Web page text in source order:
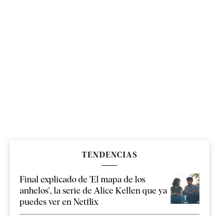
TENDENCIAS
Final explicado de 'El mapa de los
anhelos', la serie de Alice Kellen que ya
puedes ver en Netflix